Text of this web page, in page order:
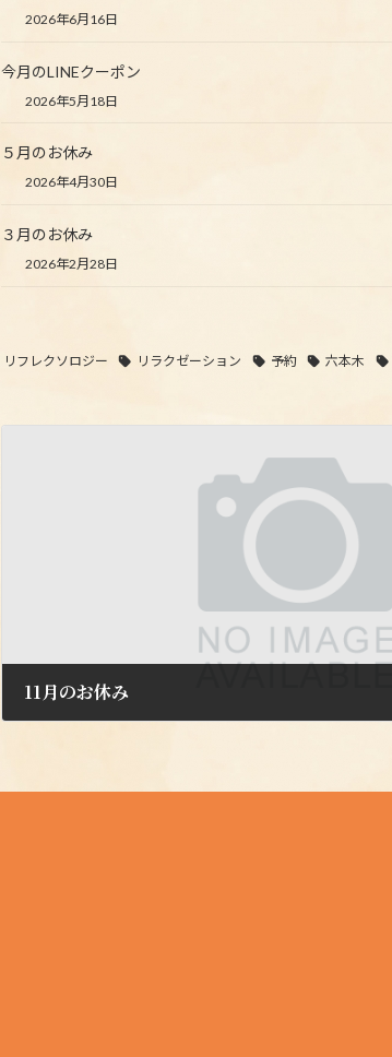
2026年6月16日
今月のLINEクーポン
2026年5月18日
５月のお休み
2026年4月30日
３月のお休み
2026年2月28日
リフレクソロジー リラクゼーション 予約 六本木
11月のお休み